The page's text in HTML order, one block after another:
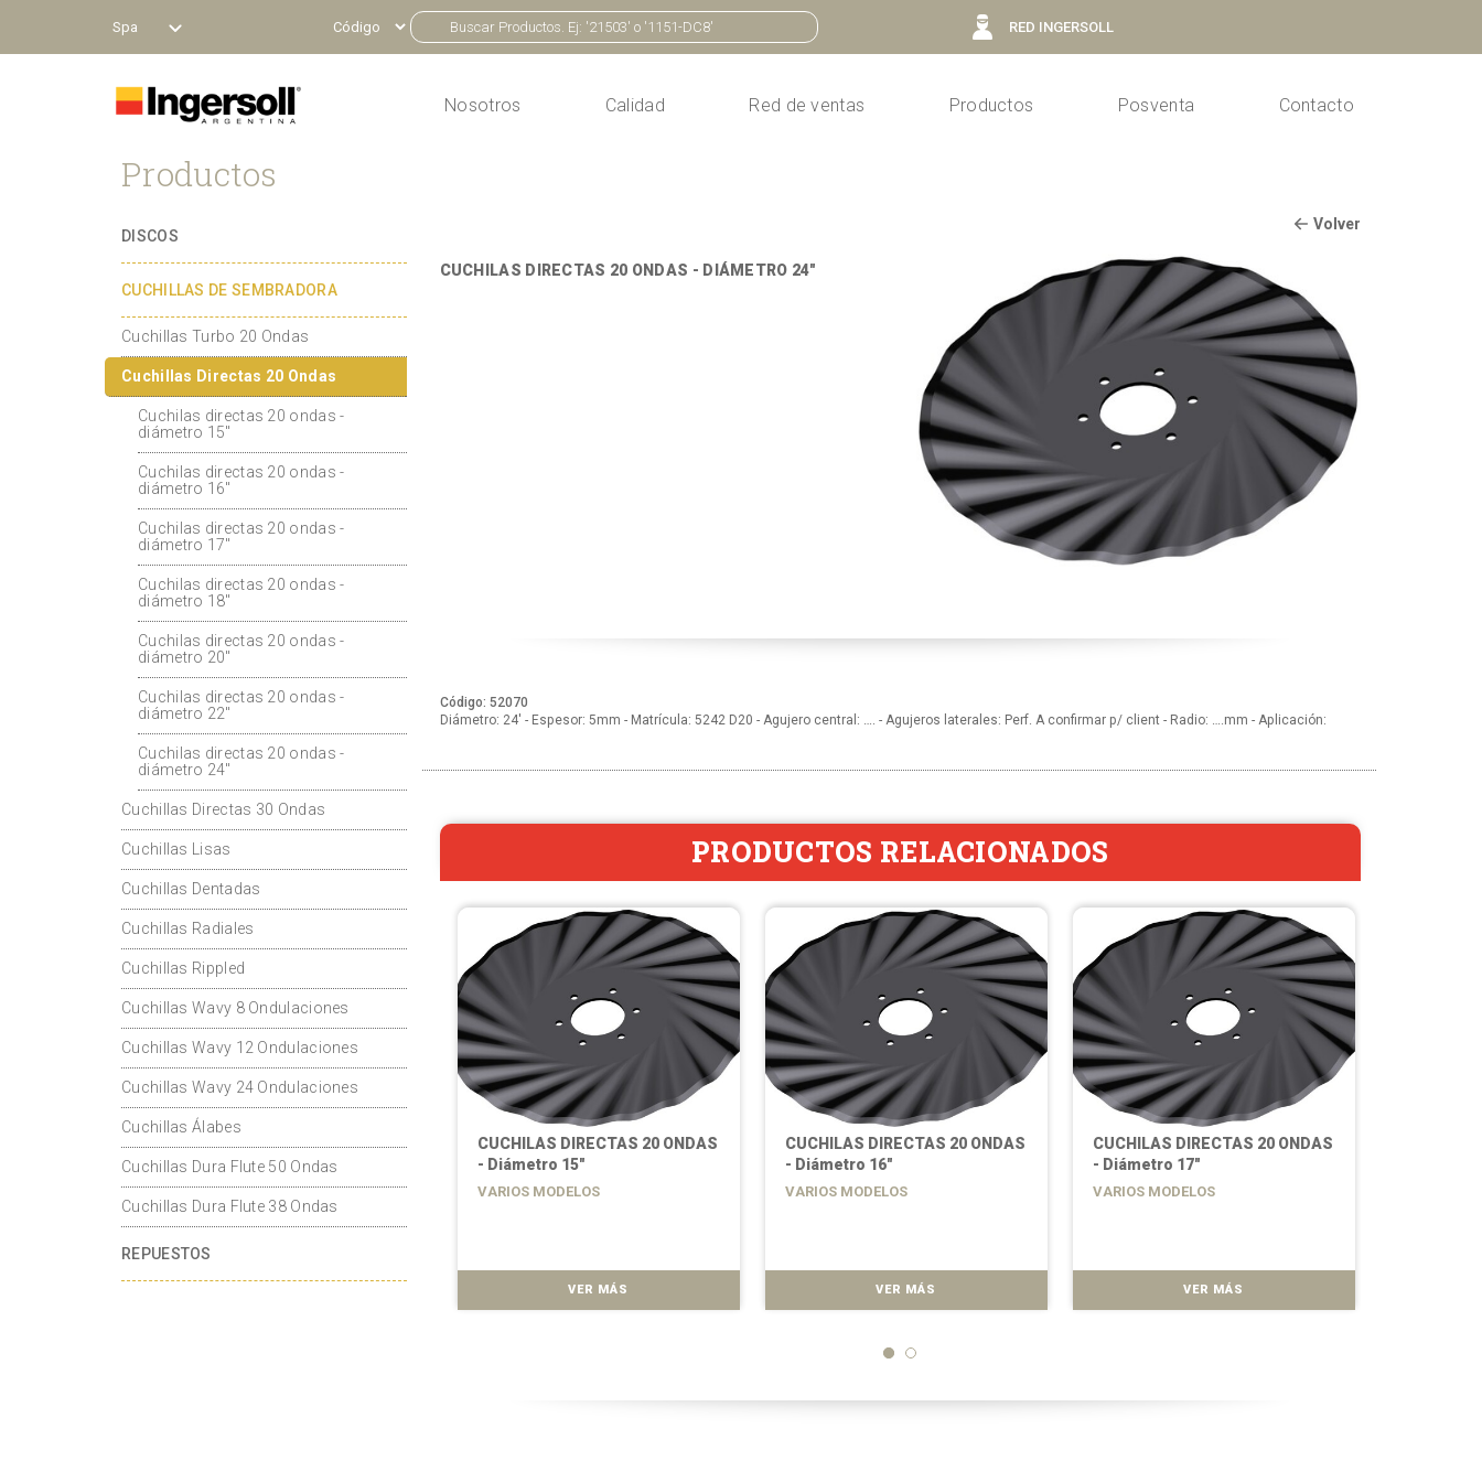
Spa RED INGERSOLL
Nosotros Calidad Red de ventas Productos Posventa Contacto
Productos
DISCOS
CUCHILLAS DE SEMBRADORA
Cuchillas Turbo 20 Ondas
Cuchillas Directas 20 Ondas
Cuchilas directas 20 ondas -
diámetro 15"
Cuchilas directas 20 ondas -
diámetro 16"
Cuchilas directas 20 ondas -
diámetro 17"
Cuchilas directas 20 ondas -
diámetro 18"
Cuchilas directas 20 ondas -
diámetro 20"
Cuchilas directas 20 ondas -
diámetro 22"
Cuchilas directas 20 ondas -
diámetro 24"
Cuchillas Directas 30 Ondas
Cuchillas Lisas
Cuchillas Dentadas
Cuchillas Radiales
Cuchillas Rippled
Cuchillas Wavy 8 Ondulaciones
Cuchillas Wavy 12 Ondulaciones
Cuchillas Wavy 24 Ondulaciones
Cuchillas Álabes
Cuchillas Dura Flute 50 Ondas
Cuchillas Dura Flute 38 Ondas
REPUESTOS
CUCHILAS DIRECTAS 20 ONDAS - DIÁMETRO 24"
Volver
Código: 52070
Diámetro: 24' - Espesor: 5mm - Matrícula: 5242 D20 - Agujero central: …. - Agujeros laterales: Perf. A confirmar p/ client - Radio: ….mm - Aplicación:
PRODUCTOS RELACIONADOS
CUCHILAS DIRECTAS 20 ONDAS
- Diámetro 20"
VARIOS MODELOS
CUCHILAS DIRECTAS 20 ONDAS
- Diámetro 15"
VARIOS MODELOS
VER MÁS
CUCHILAS DIRECTAS 20 ONDAS
- Diámetro 16"
VARIOS MODELOS
VER MÁS
CUCHILAS DIRECTAS 20 ONDAS
- Diámetro 17"
VARIOS MODELOS
VER MÁS